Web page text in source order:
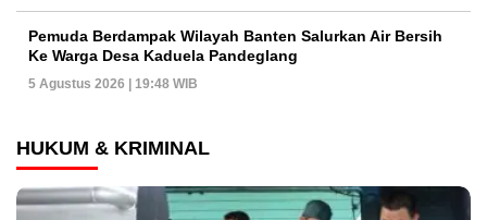
Pemuda Berdampak Wilayah Banten Salurkan Air Bersih
Ke Warga Desa Kaduela Pandeglang
5 Agustus 2026 | 19:48 WIB
HUKUM & KRIMINAL